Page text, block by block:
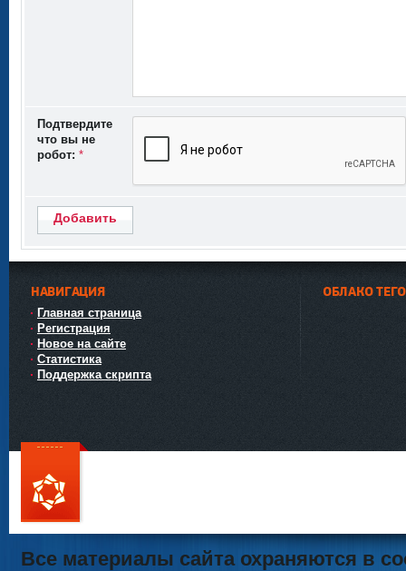
Подтвердите
что вы не
робот: *
Добавить
НАВИГАЦИЯ
Главная страница
Регистрация
Новое на сайте
Статистика
Поддержка скрипта
ОБЛАКО
111
Все материалы сайта охраняются в